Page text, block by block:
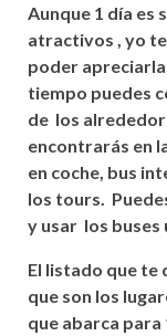
Aunque 1 día es
atractivos , yo
poder
tiempo puedes
de los
encontrarás en
en coche, bus
los tours.
y usar los buses
El listado que te
que son los
que abarca para